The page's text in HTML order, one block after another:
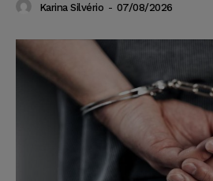
Karina Silvério - 07/08/2026